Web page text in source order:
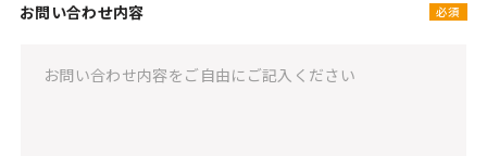
お問い合わせ内容 必須